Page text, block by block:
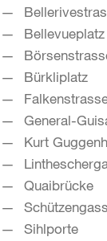
Bellevueplatz
Bürkliplatz
General-
Kurt
Quaibrücke
Sihlporte